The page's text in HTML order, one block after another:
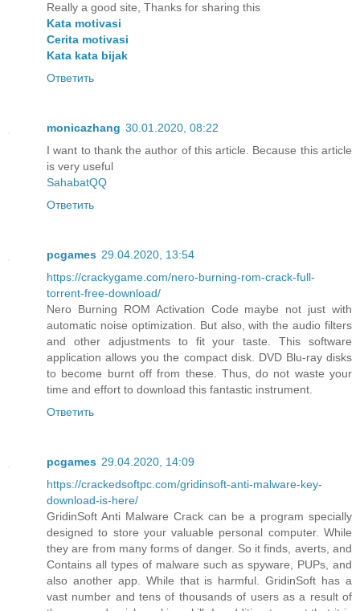
Really a good site, Thanks for sharing this
Kata motivasi
Cerita motivasi
Kata kata bijak
Ответить
monicazhang 30.01.2020, 08:22
I want to thank the author of this article. Because this article
is very useful
SahabatQQ
Ответить
pcgames 29.04.2020, 13:54
https://crackygame.com/nero-burning-rom-crack-full-
torrent-free-download/
Nero Burning ROM Activation Code maybe not just with
automatic noise optimization. But also, with the audio filters
and other adjustments to fit your taste. This software
application allows you the compact disk. DVD Blu-ray disks
to become burnt off from these. Thus, do not waste your
time and effort to download this fantastic instrument.
Ответить
pcgames 29.04.2020, 14:09
https://crackedsoftpc.com/gridinsoft-anti-malware-key-
download-is-here/
GridinSoft Anti Malware Crack can be a program specially
designed to store your valuable personal computer. While
they are from many forms of danger. So it finds, averts, and
Contains all types of malware such as spyware, PUPs, and
also another app. While that is harmful. GridinSoft has a
vast number and tens of thousands of users as a result of